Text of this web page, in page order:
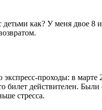
как? У меня двое 8
проходы: в марте
билет действителен.
стресса.